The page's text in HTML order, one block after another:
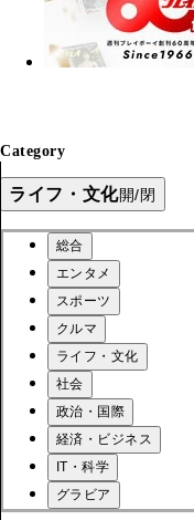
Category
ライフ・文化開/閉
総合
エンタメ
スポーツ
クルマ
ライフ・文化
社会
政治・国際
経済・ビジネス
IT・科学
グラビア